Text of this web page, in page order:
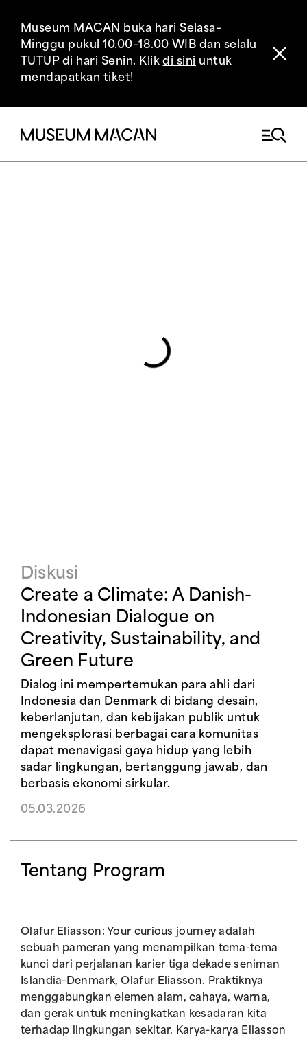
Museum MACAN buka hari Selasa–
Minggu pukul 10.00–18.00 WIB dan selalu
TUTUP di hari Senin. Klikdi sini untuk
mendapatkan tiket!
Diskusi
Create a Climate: A Danish-
Indonesian Dialogue on
Creativity, Sustainability, and
Green Future
Dialog ini mempertemukan para ahli dari
Indonesia dan Denmark di bidang desain,
keberlanjutan, dan kebijakan publik untuk
mengeksplorasi berbagai cara komunitas
dapat menavigasi gaya hidup yang lebih
sadar lingkungan, bertanggung jawab, dan
berbasis ekonomi sirkular.
05.03.2026
Tentang Program
Olafur Eliasson: Your curious journey adalah
sebuah pameran yang menampilkan tema-tema
kunci dari perjalanan karier tiga dekade seniman
Islandia-Denmark, Olafur Eliasson. Praktiknya
menggabungkan elemen alam, cahaya, warna,
dan gerak untuk meningkatkan kesadaran kita
terhadap lingkungan sekitar. Karya-karya Eliasson